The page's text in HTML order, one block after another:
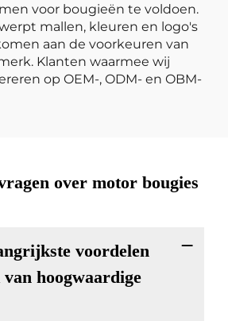
voor bougieën te voldoen.
mallen, kleuren en logo's
aan de voorkeuren van
Klanten waarmee wij
op OEM-, ODM- en OBM-
over motor bougies
voordelen
hoogwaardige